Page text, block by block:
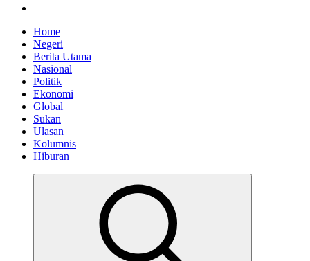
Home
Negeri
Berita Utama
Nasional
Politik
Ekonomi
Global
Sukan
Ulasan
Kolumnis
Hiburan